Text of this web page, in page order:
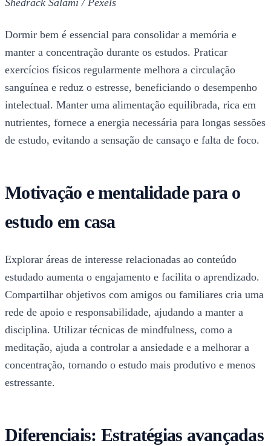
Dormir bem é essencial para consolidar a memória e
manter a concentração durante os estudos. Praticar
exercícios físicos regularmente melhora a circulação
sanguínea e reduz o estresse, beneficiando o desempenho
intelectual. Manter uma alimentação equilibrada, rica em
nutrientes, fornece a energia necessária para longas sessões
de estudo, evitando a sensação de cansaço e falta de foco.
Motivação e mentalidade para o
estudo em casa
Explorar áreas de interesse relacionadas ao conteúdo
estudado aumenta o engajamento e facilita o aprendizado.
Compartilhar objetivos com amigos ou familiares cria uma
rede de apoio e responsabilidade, ajudando a manter a
disciplina. Utilizar técnicas de mindfulness, como a
meditação, ajuda a controlar a ansiedade e a melhorar a
concentração, tornando o estudo mais produtivo e menos
estressante.
Diferenciais: Estratégias avançadas